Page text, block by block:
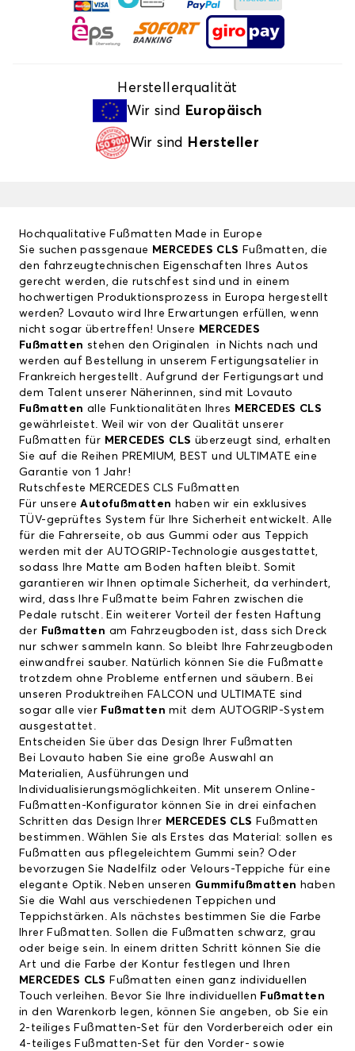
Herstellerqualität
Wir sind
Europäisch
Wir sind Hersteller
Hochqualitative Fußmatten Made in Europe
Sie suchen passgenaue MERCEDES CLS Fußmatten, die
den fahrzeugtechnischen Eigenschaften Ihres Autos
gerecht werden, die rutschfest sind und in einem
hochwertigen Produktionsprozess in Europa hergestellt
werden? Lovauto wird Ihre Erwartungen erfüllen, wenn
nicht sogar übertreffen! Unsere MERCEDES
Fußmatten stehen den Originalen in Nichts nach und
werden auf Bestellung in unserem Fertigungsatelier in
Frankreich hergestellt. Aufgrund der Fertigungsart und
dem Talent unserer Näherinnen, sind mit Lovauto
Fußmatten alle Funktionalitäten Ihres MERCEDES CLS
gewährleistet. Weil wir von der Qualität unserer
Fußmatten für MERCEDES CLS überzeugt sind, erhalten
Sie auf die Reihen PREMIUM, BEST und ULTIMATE eine
Garantie von 1 Jahr!
Rutschfeste MERCEDES CLS Fußmatten
Für unsereAutofußmatten haben wir ein exklusives
TÜV-geprüftes System für Ihre Sicherheit entwickelt. Alle
für die Fahrerseite, ob aus Gummi oder aus Teppich
werden mit der AUTOGRIP-Technologie ausgestattet,
sodass Ihre Matte am Boden haften bleibt. Somit
garantieren wir Ihnen optimale Sicherheit, da verhindert,
wird, dass Ihre Fußmatte beim Fahren zwischen die
Pedale rutscht. Ein weiterer Vorteil der festen Haftung
der Fußmatten am Fahrzeugboden ist, dass sich Dreck
nur schwer sammeln kann. So bleibt Ihre Fahrzeugboden
einwandfrei sauber. Natürlich können Sie die Fußmatte
trotzdem ohne Probleme entfernen und säubern. Bei
unseren Produktreihen FALCON und ULTIMATE sind
sogar alle vier Fußmatten mit dem AUTOGRIP-System
ausgestattet.
Entscheiden Sie über das Design Ihrer Fußmatten
Bei Lovauto haben Sie eine große Auswahl an
Materialien, Ausführungen und
Individualisierungsmöglichkeiten. Mit unserem Online-
Fußmatten-Konfigurator können Sie in drei einfachen
Schritten das Design Ihrer MERCEDES CLS Fußmatten
bestimmen. Wählen Sie als Erstes das Material: sollen es
Fußmatten aus pflegeleichtem Gummi sein? Oder
bevorzugen Sie Nadelfilz oder Velours-Teppiche für eine
elegante Optik. Neben unseren Gummifußmatten haben
Sie die Wahl aus verschiedenen Teppichen und
Teppichstärken. Als nächstes bestimmen Sie die Farbe
Ihrer Fußmatten. Sollen die Fußmatten schwarz, grau
oder beige sein. In einem dritten Schritt können Sie die
Art und die Farbe der Kontur festlegen und Ihren
MERCEDES CLS Fußmatten einen ganz individuellen
Touch verleihen. Bevor Sie Ihre individuellen Fußmatten
in den Warenkorb legen, können Sie angeben, ob Sie ein
2-teiliges Fußmatten-Set für den Vorderbereich oder ein
4-teiliges Fußmatten-Set für den Vorder- sowie